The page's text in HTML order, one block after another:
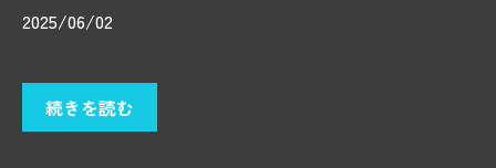
2025/06/02
続きを読む